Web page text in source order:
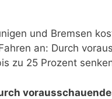
und Bremsen
an: Durch
zu 25 Prozent